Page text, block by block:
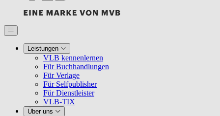
Leistungen
VLB kennenlernen
Für Buchhandlungen
Für Verlage
Für Selfpublisher
Für Dienstleister
VLB-TIX
Über uns